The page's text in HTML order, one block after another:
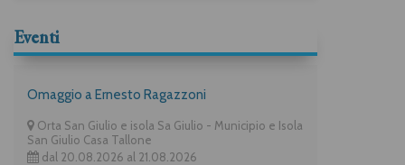
Eventi
Omaggio a Ernesto Ragazzoni
Orta San Giulio e isola Sa Giulio - Municipio e Isola
San Giulio Casa Tallone
dal 20.08.2026 al 21.08.2026